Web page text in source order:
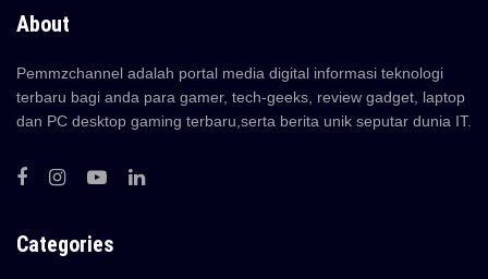
About
Pemmzchannel adalah portal media digital informasi teknologi
terbaru bagi anda para gamer, tech-geeks, review gadget, laptop
dan PC desktop gaming terbaru,serta berita unik seputar dunia IT.
Categories